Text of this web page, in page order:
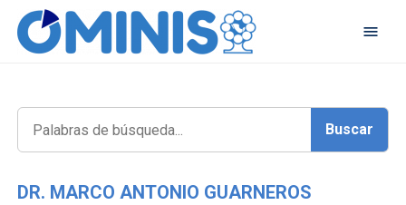
DR. MARCO ANTONIO GUARNEROS